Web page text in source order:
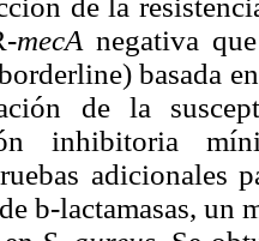
de la
mecA negativa
basada
de la
inhibitoria
adicionales
b-lactamasas, un